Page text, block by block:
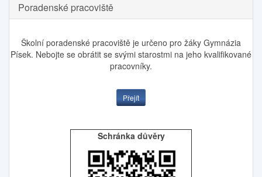
Poradenské pracoviště
Školní poradenské pracoviště je určeno pro žáky Gymnázia
Písek. Nebojte se obrátit se svými starostmi na jeho kvalifikované
pracovníky.
Přejít
Schránka důvěry